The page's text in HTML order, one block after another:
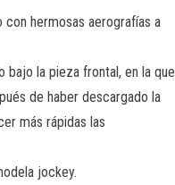
hermosas aerografías a
bajo la pieza frontal, en la que
de haber descargado la
más rápidas las
jockey.